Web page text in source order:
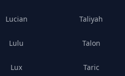
Lucian
Lulu
Lux
Taliyah
Talon
Taric